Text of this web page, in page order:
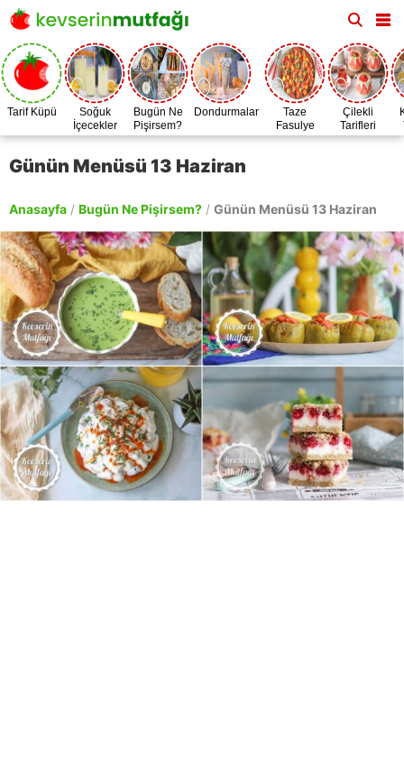
Tarif Küpü
Soğuk
İçecekler
Bugün Ne
Pişirsem?
Dondurmalar
Taze
Fasulye
Zamanı
Çilekli
Tarifleri
Günün Menüsü 13 Haziran
Anasayfa / Bugün Ne Pişirsem? / Günün Menüsü 13 Haziran